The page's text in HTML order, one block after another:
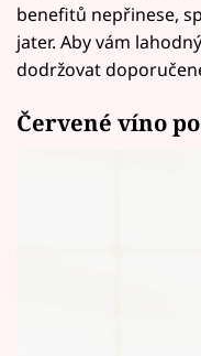
benefitů nepřinese,
jater. Aby vám
dodržovat
Červené víno